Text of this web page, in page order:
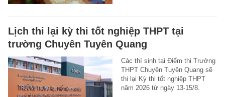
Lịch thi lại kỳ thi tốt nghiệp THPT tại
trường Chuyên Tuyên Quang
Các thí sinh tại Điểm thi Trường
THPT Chuyên Tuyên Quang sẽ
thi lại Kỳ thi tốt nghiệp THPT
năm 2026 từ ngày 13-15/8.